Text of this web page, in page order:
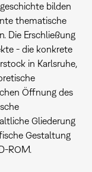
bilden
thematische
Die Erschließung
- die konkrete
in Karlsruhe,
Öffnung des
Gliederung
Gestaltung
ROM.